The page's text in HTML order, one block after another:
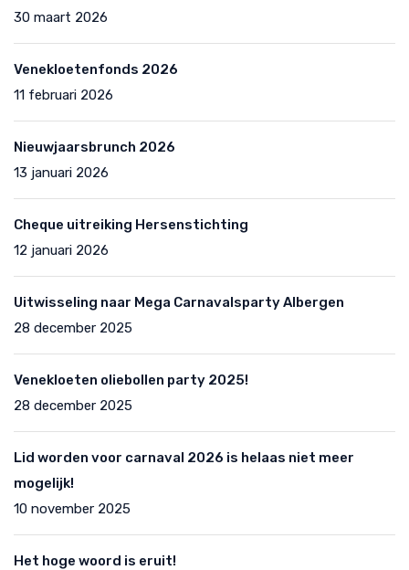
30 maart 2026
Venekloetenfonds 2026
11 februari 2026
Nieuwjaarsbrunch 2026
13 januari 2026
Cheque uitreiking Hersenstichting
12 januari 2026
Uitwisseling naar Mega Carnavalsparty Albergen
28 december 2025
Venekloeten oliebollen party 2025!
28 december 2025
Lid worden voor carnaval 2026 is helaas niet meer
mogelijk!
10 november 2025
Het hoge woord is eruit!